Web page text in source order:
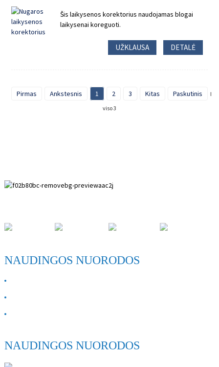
Šis laikysenos korektorius naudojamas blogai
laikysenai koreguoti.
UŽKLAUSA DETALĖ
Pirmas Ankstesnis 1 2 3 Kitas Paskutinis
Iš
viso 3
NAUDINGOS NUORODOS
NAUDINGOS NUORODOS